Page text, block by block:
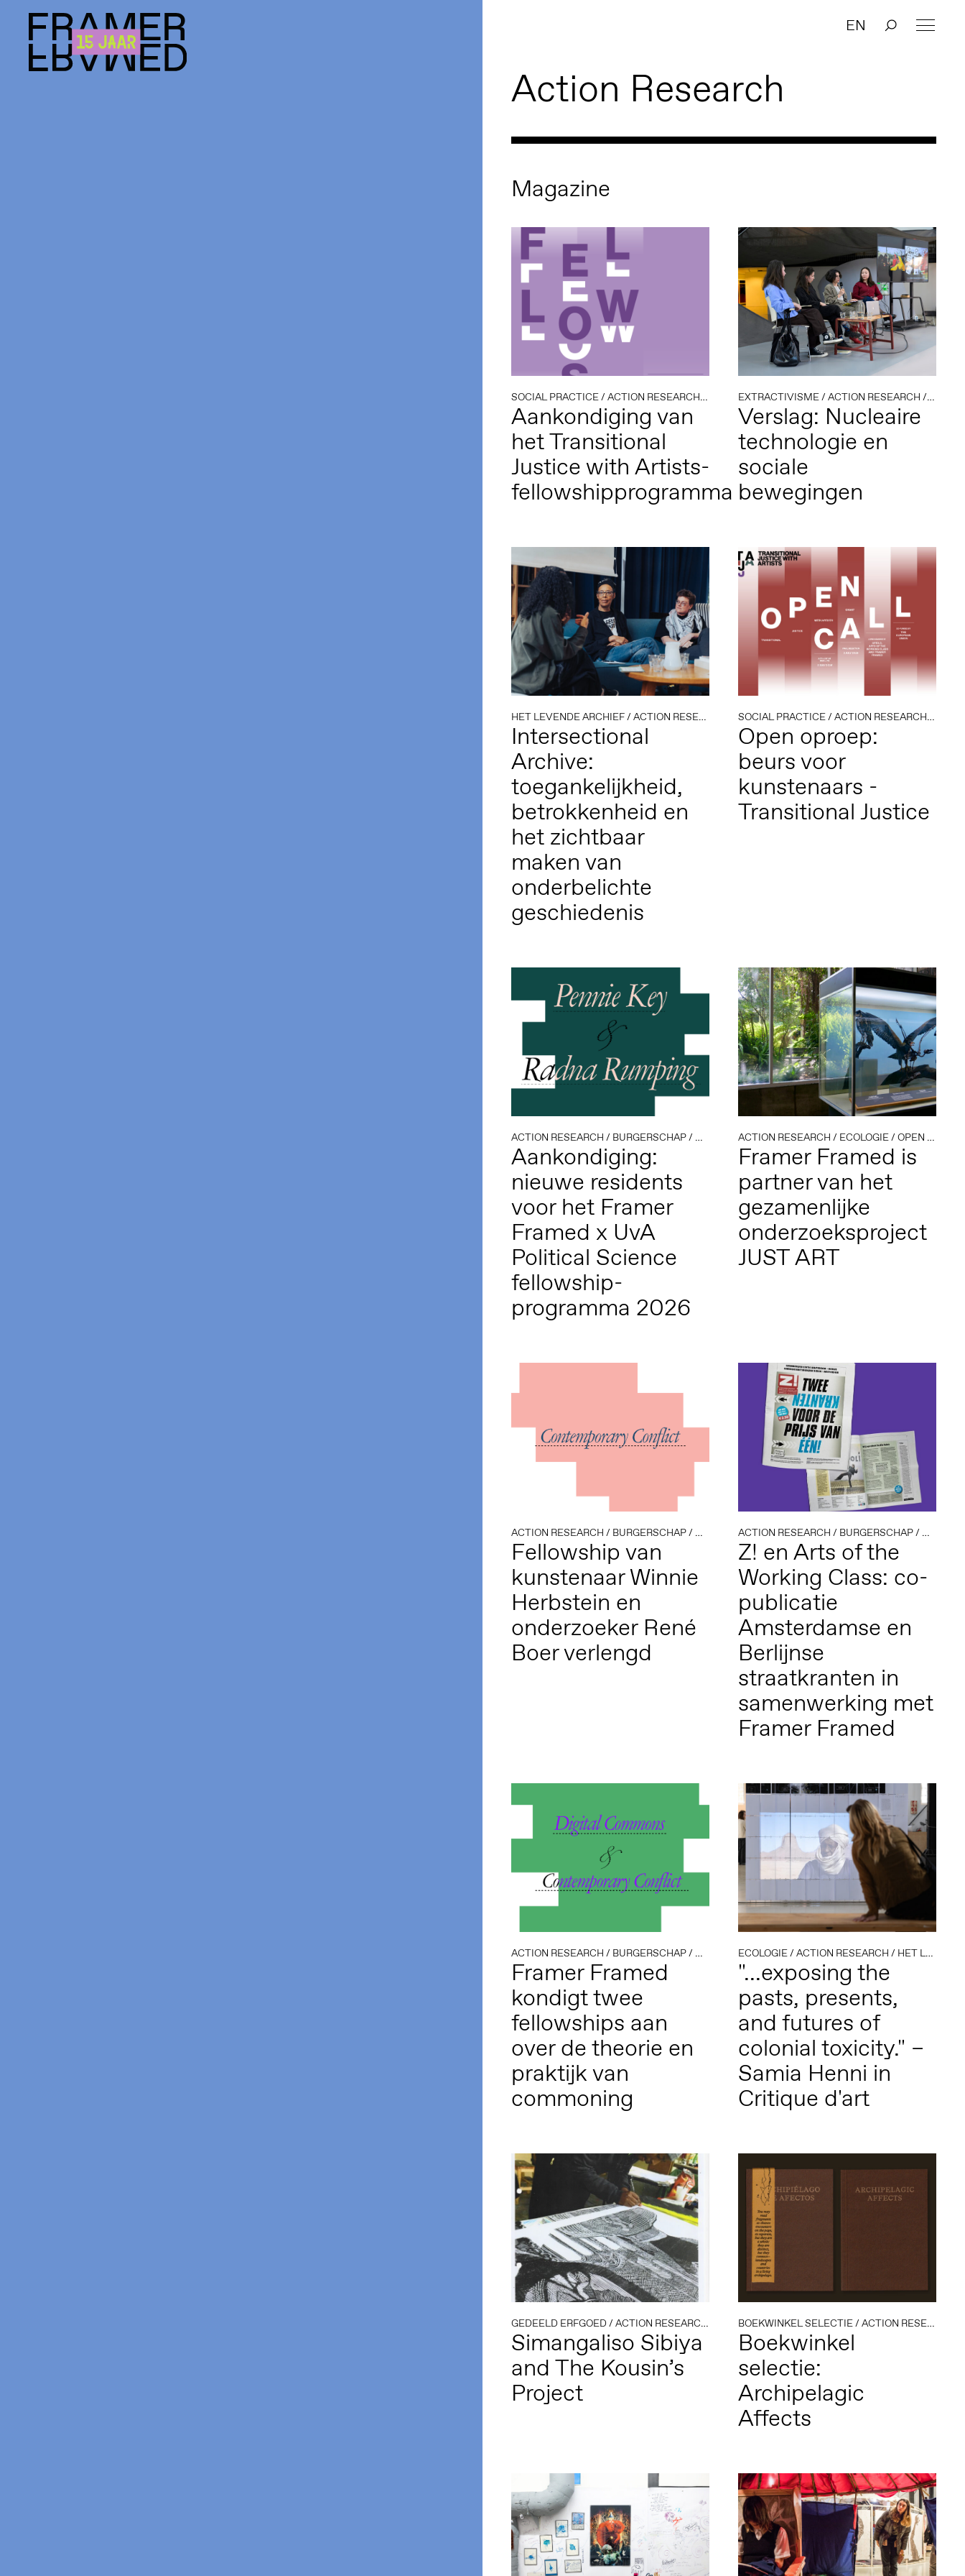
EN
Action Research
Magazine
SOCIAL PRACTICE/ ACTION RESEARCH/ OPEN CALL/POLITIEK KLIMAAT/RESIDENTIES
Aankondiging van
het Transitional
Justice with Artists-
fellowshipprogramma
EXTRACTIVISME/ ACTION RESEARCH /
Verslag: Nucleaire
technologie en
sociale
bewegingen
HET LEVENDE ARCHIEF/ ACTION RESEARCH DIASPORA/FEMINISME/QUEER
Intersectional
Archive:
toegankelijkheid,
betrokkenheid en
het zichtbaar
maken van
onderbelichte
geschiedenis
SOCIAL PRACTICE/ ACTION RESEARCH/
Open oproep:
beurs voor
kunstenaars -
Transitional Justice
ACTION RESEARCH / BURGERSCHAP/ COMMUNITY & LEARNING/DEMOCRATIE & DIGITALE
Aankondiging:
nieuwe residents
voor het Framer
Framed x UvA
Political Science
fellowship-
programma 2026
ACTION RESEARCH / ECOLOGIE/ OPEN CALL
Framer Framed is
partner van het
gezamenlijke
onderzoeksproject
JUST ART
ACTION RESEARCH / BURGERSCHAP/ COMMUNITY & LEARNING/DEMOCRATIE & DIGITALE
Fellowship van
kunstenaar Winnie
Herbstein en
onderzoeker René
Boer verlengd
ACTION RESEARCH / BURGERSCHAP/
Z! en Arts of the
Working Class: co-
publicatie
Amsterdamse en
Berlijnse
straatkranten in
samenwerking met
Framer Framed
ACTION RESEARCH / BURGERSCHAP/ COMMUNITY & LEARNING/DEMOCRATIE & DIGITALE
Framer Framed
kondigt twee
fellowships aan
over de theorie en
praktijk van
commoning
ECOLOGIE/ ACTION RESEARCH / HET LEVENDE ARCHIEF
"...exposing the
pasts, presents,
and futures of
colonial toxicity." –
Samia Henni in
Critique d'art
GEDEELD ERFGOED / ACTION RESEARCH KOLONIALE GESCHIEDENIS/ZUID-AFRIKA
Simangaliso Sibiya
and The Kousin’s
Project
BOEKWINKEL SELECTIE/ ACTION RESEARCH
Boekwinkel
selectie:
Archipelagic
Affects